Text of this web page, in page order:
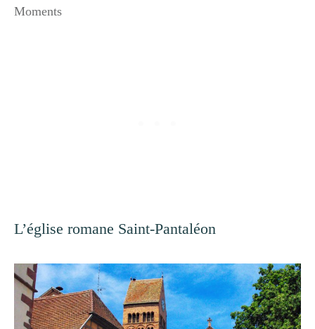
Moments
L’église romane Saint-Pantaléon